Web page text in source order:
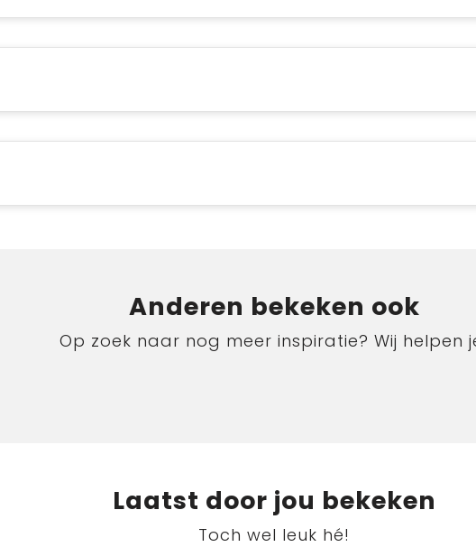
Anderen bekeken ook
Op zoek naar nog meer inspiratie? Wij helpen
Laatst door jou bekeken
Toch wel leuk hé!